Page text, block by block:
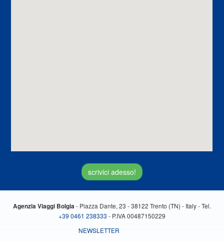
scrivici adesso!
Agenzia Viaggi Bolgia - Piazza Dante, 23 - 38122 Trento (TN) - Italy - Tel.
+39 0461 238333 - P.IVA 00487150229
NEWSLETTER